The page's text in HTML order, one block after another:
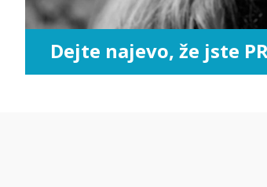
Dejte najevo, že jste